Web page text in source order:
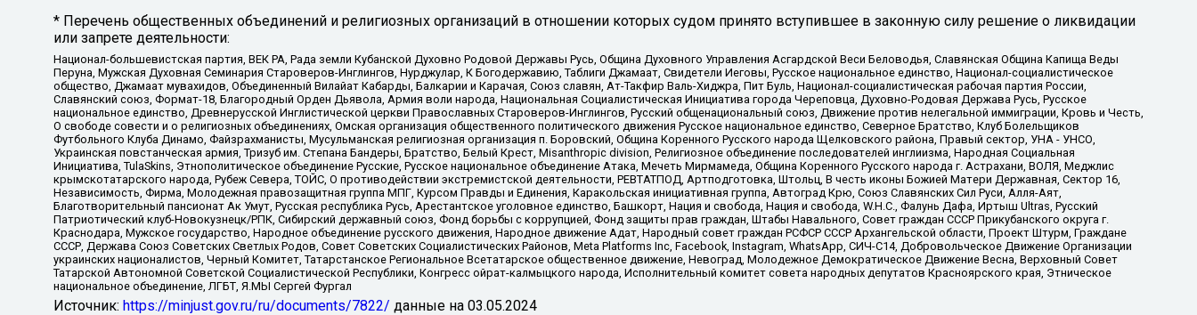
* Перечень общественных объединений и религиозных организаций в отношении которых судом принято вступившее в законную силу решение о ликвидации
или запрете деятельности:
Национал-большевистская партия, ВЕК РА, Рада земли Кубанской Духовно Родовой Державы Русь, Община Духовного Управления Асгардской Веси Беловодья, Славянская Община Капища Веды
Перуна, Мужская Духовная Семинария Староверов-Инглингов, Нурджулар, К Богодержавию, Таблиги Джамаат, Свидетели Иеговы, Русское национальное единство, Национал-социалистическое
общество, Джамаат мувахидов, Объединенный Вилайат Кабарды, Балкарии и Карачая, Союз славян, Ат-Такфир Валь-Хиджра, Пит Буль, Национал-социалистическая рабочая партия России,
Славянский союз, Формат-18, Благородный Орден Дьявола, Армия воли народа, Национальная Социалистическая Инициатива города Череповца, Духовно-Родовая Держава Русь, Русское
национальное единство, Древнерусской Инглистической церкви Православных Староверов-Инглингов, Русский общенациональный союз, Движение против нелегальной иммиграции, Кровь и Честь,
О свободе совести и о религиозных объединениях, Омская организация общественного политического движения Русское национальное единство, Северное Братство, Клуб Болельщиков
Футбольного Клуба Динамо, Файзрахманисты, Мусульманская религиозная организация п. Боровский, Община Коренного Русского народа Щелковского района, Правый сектор, УНА - УНСО,
Украинская повстанческая армия, Тризуб им. Степана Бандеры, Братство, Белый Крест, Misanthropic division, Религиозное объединение последователей инглиизма, Народная Социальная
Инициатива, TulaSkins, Этнополитическое объединение Русские, Русское национальное объединение Атака, Мечеть Мирмамеда, Община Коренного Русского народа г. Астрахани, ВОЛЯ, Меджлис
крымскотатарского народа, Рубеж Севера, ТОЙС, О противодействии экстремистской деятельности, РЕВТАТПОД, Артподготовка, Штольц, В честь иконы Божией Матери Державная, Сектор 16,
Независимость, Фирма, Молодежная правозащитная группа МПГ, Курсом Правды и Единения, Каракольская инициативная группа, Автоград Крю, Союз Славянских Сил Руси, Алля-Аят,
Благотворительный пансионат Ак Умут, Русская республика Русь, Арестантское уголовное единство, Башкорт, Нация и свобода, Нация и свобода, W.H.С., Фалунь Дафа, Иртыш Ultras, Русский
Патриотический клуб-Новокузнецк/РПК, Сибирский державный союз, Фонд борьбы с коррупцией, Фонд защиты прав граждан, Штабы Навального, Совет граждан СССР Прикубанского округа г.
Краснодара, Мужское государство, Народное объединение русского движения, Народное движение Адат, Народный совет граждан РСФСР СССР Архангельской области, Проект Штурм, Граждане
СССР, Держава Союз Советских Светлых Родов, Совет Советских Социалистических Районов, Meta Platforms Inc, Facebook, Instagram, WhatsApp, СИЧ-С14, Добровольческое Движение Организации
украинских националистов, Черный Комитет, Татарстанское Региональное Всетатарское общественное движение, Невоград, Молодежное Демократическое Движение Весна, Верховный Совет
Татарской Автономной Советской Социалистической Республики, Конгресс ойрат-калмыцкого народа, Исполнительный комитет совета народных депутатов Красноярского края, Этническое
национальное объединение, ЛГБТ, Я.МЫ Сергей Фургал
Источник: https://minjust.gov.ru/ru/documents/7822/ данные на 03.05.2024